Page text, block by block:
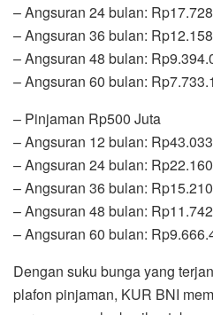
– Angsuran 24 bulan:
– Angsuran 36 bulan:
– Angsuran 48 bulan:
– Angsuran 60 bulan:
– Pinjaman Rp500 Juta
– Angsuran 12 bulan:
– Angsuran 24 bulan:
– Angsuran 36 bulan:
– Angsuran 48 bulan:
– Angsuran 60 bulan:
Dengan suku bunga yang
plafon pinjaman, KUR BNI